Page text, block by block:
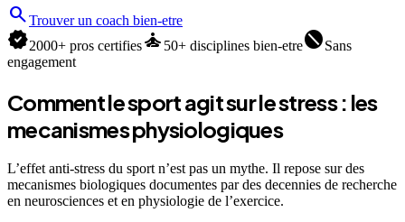
searchTrouver un coach bien-etre
verified2000+ pros certifiesself_improvement 50+ disciplines bien-etreblockSans
engagement
Comment le sport agit sur le stress : les
mecanismes physiologiques
L’effet anti-stress du sport n’est pas un mythe. Il repose sur des
mecanismes biologiques documentes par des decennies de recherche
en neurosciences et en physiologie de l’exercice.